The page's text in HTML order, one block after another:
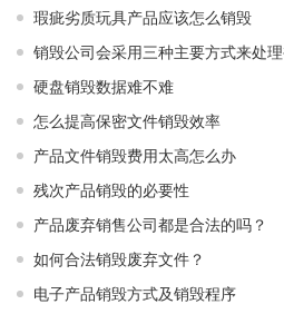
瑕疵劣质玩具产品应该怎么销毁
销毁公司会采用三种主要方式来处
硬盘销毁数据难不难
怎么提高保密文件销毁效率
产品文件销毁费用太高怎么办
残次产品销毁的必要性
产品废弃销售公司都是合法的吗？
如何合法销毁废弃文件？
电子产品销毁方式及销毁程序